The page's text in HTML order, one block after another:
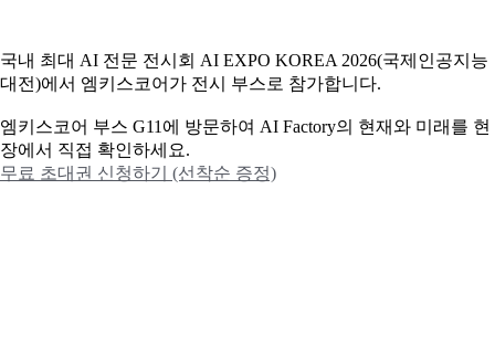
국내 최대 AI 전문 전시회 AI EXPO KOREA 2026(국제인공지능
대전)에서 엠키스코어가 전시 부스로 참가합니다.
엠키스코어 부스 G11에 방문하여 AI Factory의 현재와 미래를 현
장에서 직접 확인하세요.
무료 초대권 신청하기 (선착순 증정)